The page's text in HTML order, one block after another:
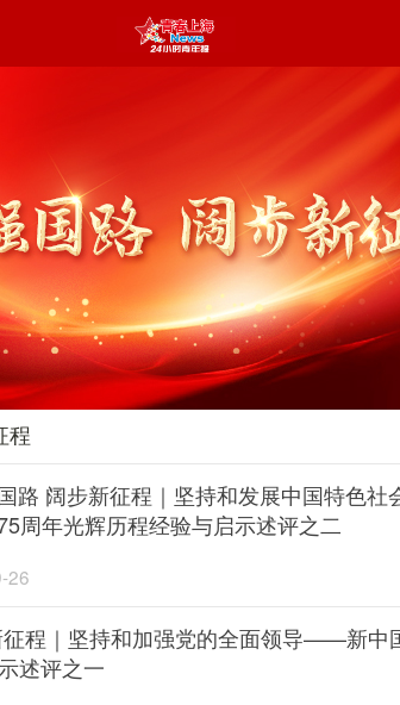
程
路 阔步新征程｜坚持和发展中国特色
周年光辉历程经验与启示述评之二
26
程｜坚持和加强党的全面领导——新中
述评之一